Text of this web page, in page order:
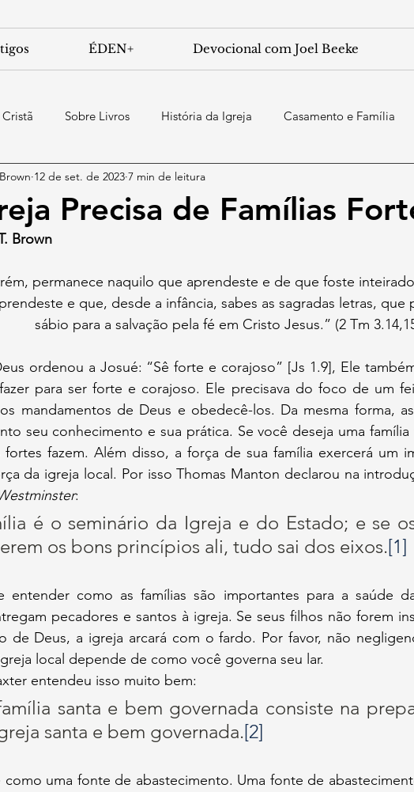
ÉDEN+ Devocional com Joel Beeke
Sobre Livros História da Igreja Casamento e Família
Precisa de Famílias
12 de set. de 2023 7 min de leitura
Brown
permanece naquilo que aprendeste e de que foste
e que, desde a infância, sabes as sagradas letras, que
sábio para a salvação pela fé em Cristo Jesus.” (2 Tm
ordenou a Josué: “Sê forte e corajoso” [Js 1.9], Ele
para ser forte e corajoso. Ele precisava do foco de um
mandamentos de Deus e obedecê-los. Da mesma forma,
seu conhecimento e sua prática. Se você deseja uma
fortes fazem. Além disso, a força de sua família exercerá um
da igreja local. Por isso Thomas Manton declarou na
:
é o seminário da Igreja e do Estado; e se
os bons princípios ali, tudo sai dos eixos.[1]
entender como as famílias são importantes para a saúde
pecadores e santos à igreja. Se seus filhos não forem
de Deus, a igreja arcará com o fardo. Por favor, não
local depende de como você governa seu lar.
entendeu isso muito bem:
santa e bem governada consiste na
santa e bem governada.[2]
como uma fonte de abastecimento. Uma fonte de